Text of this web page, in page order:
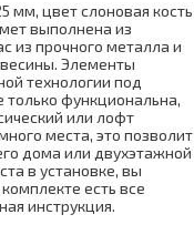
мм, цвет слоновая кость
выполнена из
из прочного металла и
Элементы
технологии под
функциональна,
или лофт
места, это позволит
дома или двухэтажной
в установке, вы
есть все
инструкция.